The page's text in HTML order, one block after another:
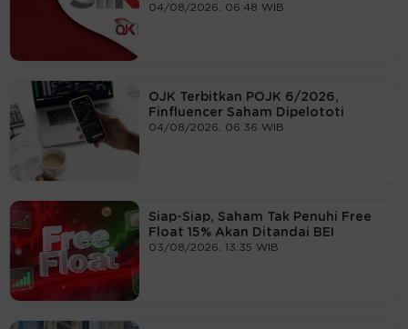
04/08/2026, 06:48 WIB
OJK Terbitkan POJK 6/2026,
Finfluencer Saham Dipelototi
04/08/2026, 06:36 WIB
Siap-Siap, Saham Tak Penuhi Free
Float 15% Akan Ditandai BEI
03/08/2026, 13:35 WIB